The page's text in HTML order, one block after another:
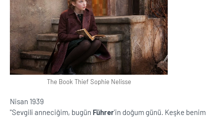
The Book Thief Sophie Nelisse
Nisan 1939
''Sevgili anneciğim, bugün Führer'in doğum günü. Keşke benim